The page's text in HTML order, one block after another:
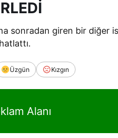
sonradan giren bir diğer
Üzgün Kızgın
Alanı